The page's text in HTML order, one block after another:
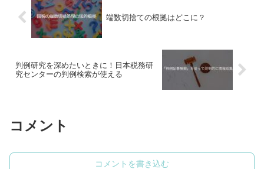
端数切捨ての根拠はどこに？
判例研究を深めたいときに！日本税務研
究センターの判例検索が使える
コメント
コメントを書き込む